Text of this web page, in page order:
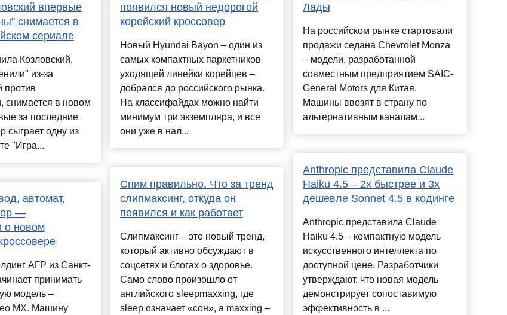
впервые
снимается в
сериале
Козловский,
из-за
против
снимается в новом
за последние
сыграет одну из
"Игра...
автомат,
—
о новом
АГР из Санкт-
принимать
модель –
MX. Машину
появился новый недорогой
корейский кроссовер
Новый Hyundai Bayon – один из
самых компактных паркетников
уходящей линейки корейцев –
добрался до российского рынка.
На классифайдах можно найти
минимум три экземпляра, и все
они уже в нал...
Спим правильно. Что за тренд
слипмаксинг, откуда он
появился и как работает
Слипмаксинг – это новый тренд,
который активно обсуждают в
соцсетях и блогах о здоровье.
Само слово произошло от
английского sleepmaxxing, где
sleep означает «сон», а maxxing –
Лады
На российском рынке стартовали
продажи седана Chevrolet Monza
– модели, разработанной
совместным предприятием SAIC-
General Motors для Китая.
Машины ввозят в страну по
альтернативным каналам...
Anthropic представила Claude
Haiku 4.5 – 2x быстрее и 3x
дешевле Sonnet 4.5 в кодинге
Anthropic представила Claude
Haiku 4.5 – компактную модель
искусственного интеллекта по
доступной цене. Разработчики
утверждают, что новая модель
демонстрирует сопоставимую
эффективность в ...